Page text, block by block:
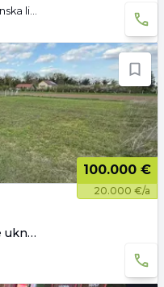
Vlasnik • Struja • Kanalizacija • Telefonska linija • Asfaltni pristup
100.000 €
20.000 €/a
građevinsko zemljište | 5 a | nije uknjiženo